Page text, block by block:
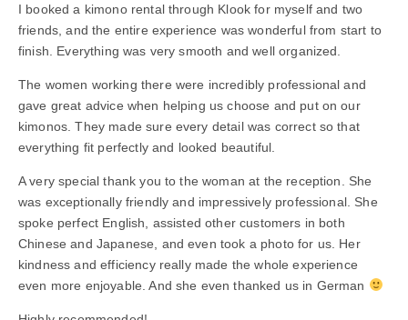
I booked a kimono rental through Klook for myself and two
friends, and the entire experience was wonderful from start to
finish. Everything was very smooth and well organized.
The women working there were incredibly professional and
gave great advice when helping us choose and put on our
kimonos. They made sure every detail was correct so that
everything fit perfectly and looked beautiful.
A very special thank you to the woman at the reception. She
was exceptionally friendly and impressively professional. She
spoke perfect English, assisted other customers in both
Chinese and Japanese, and even took a photo for us. Her
kindness and efficiency really made the whole experience
even more enjoyable. And she even thanked us in German